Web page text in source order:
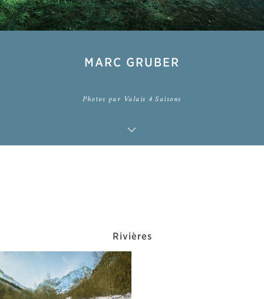
MARC GRUBER
Photos par Valais 4 Saisons
Rivières